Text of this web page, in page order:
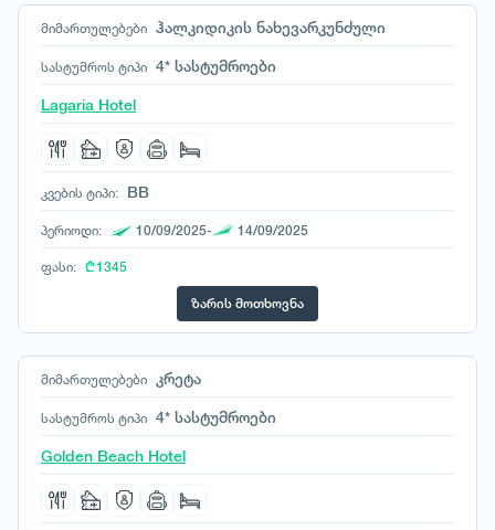
ფინეთი
შვედეთი
შვეიცარია
შოტლანდია
შრი ლანკა
ჩეხეთი
ჩინეთი
ჩრდილოეთ კორეა
ხორვატია
მიმართულებები ჰალკიდიკის ნახევარკუნძული
სასტუმროს ტიპი 4* სასტუმროები
Lagaria Hotel
კვების ტიპი: BB
პერიოდი: 10/09/2025- 14/09/2025
ფასი: ₾ 1345
ზარის მოთხოვნა
მიმართულებები კრეტა
სასტუმროს ტიპი 4* სასტუმროები
Golden Beach Hotel